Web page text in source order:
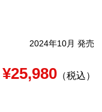
2024年10月 発売
¥25,980（税込）